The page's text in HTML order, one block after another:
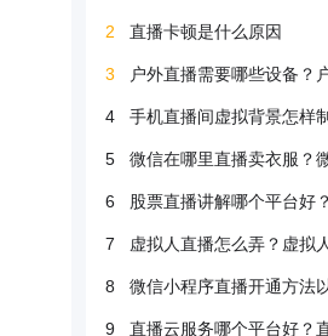
2 直播卡顿是什么原因
3 户外直播需要哪些设备？户外
4 手机直播间虚拟背景怎样
5 微信在哪里直播卖衣服？微
6 股票直播讲解哪个平台好？怎么
7 虚拟人直播怎么弄？虚拟人物
8 微信小程序直播开通方法
9 直播云服务哪个平台好？直播